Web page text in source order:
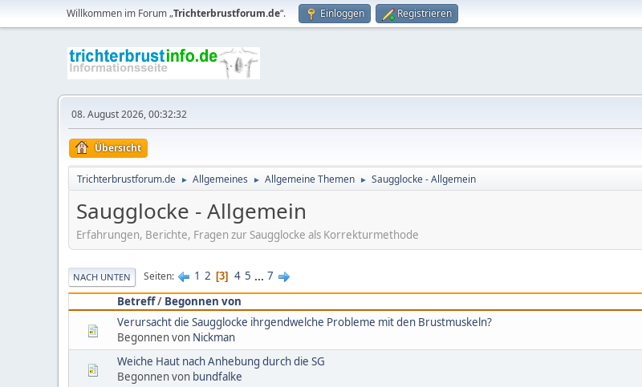
Willkommen im Forum „Trichterbrustforum.de“. Einloggen Registrieren
08. August 2026, 00:32:32
Übersicht
Trichterbrustforum.de ► Allgemeines ► Allgemeine Themen ► Saugglocke - Allgemein
Saugglocke - Allgemein
Erfahrungen, Berichte, Fragen zur Saugglocke als Korrekturmethode
NACH UNTEN Seiten 1 2 3 4 5 ... 7
Betreff/ Begonnen von
Verursacht die Saugglocke ihrgendwelche Probleme mit den Brustmuskeln?
Begonnen von Nickman
Weiche Haut nach Anhebung durch die SG
Begonnen von bundfalke